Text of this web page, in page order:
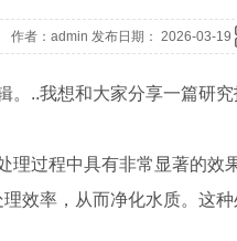
作者：admin 发布日期： 2026-03-19
。..我想和大家分享一篇研
理过程中具有非常显著的
效率，从而净化水质。这